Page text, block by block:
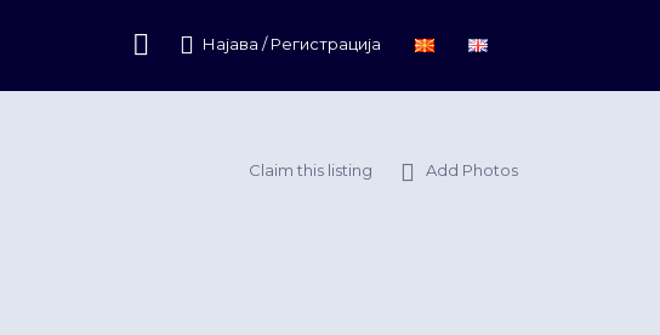
Најава / Регистрација
Claim this listing Add Photos